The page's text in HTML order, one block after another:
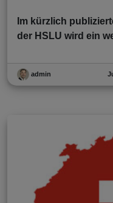
Im kürzlich
der HSLU wird ein
admin